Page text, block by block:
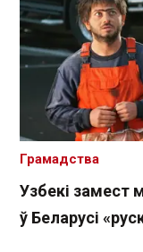
Узбекі замест
ў Беларусі
Грамадства